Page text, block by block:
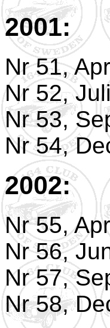
2001:
Nr 51,
Nr 52,
Nr 53,
Nr 54,
2002:
Nr 55,
Nr 56,
Nr 57,
Nr 58,